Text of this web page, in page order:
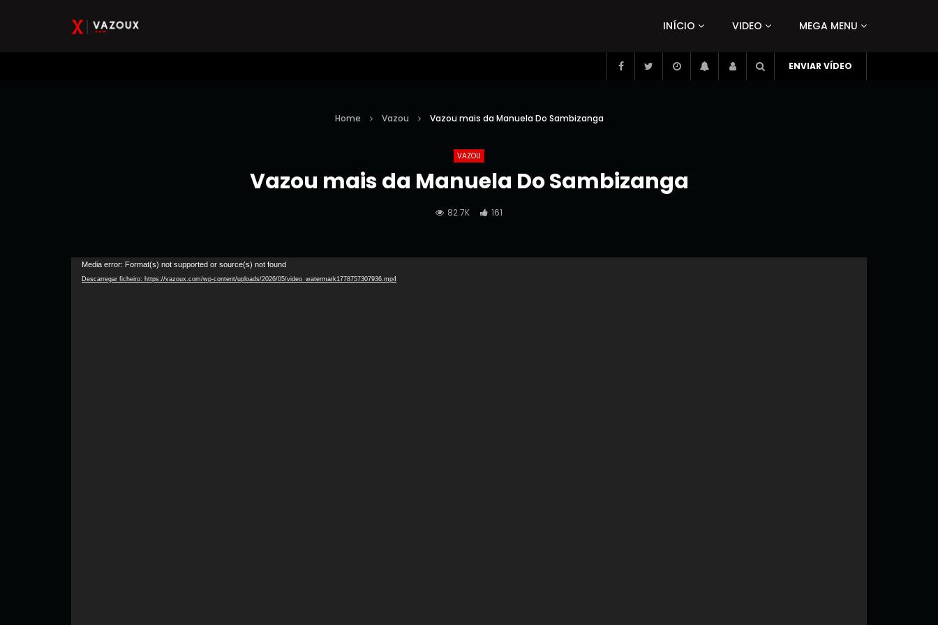
INÍCIO VIDEO MEGA MENU
ENVIAR VÍDEO
Home Vazou Vazou mais da Manuela Do Sambizanga
VAZOU
Vazou mais da Manuela Do Sambizanga
82.7K 161
Media error: Format(s) not supported or source(s) not found
Descarregar ficheiro: https://vazoux.com/wp-content/uploads/2026/05/video_watermark1778757307936.mp4